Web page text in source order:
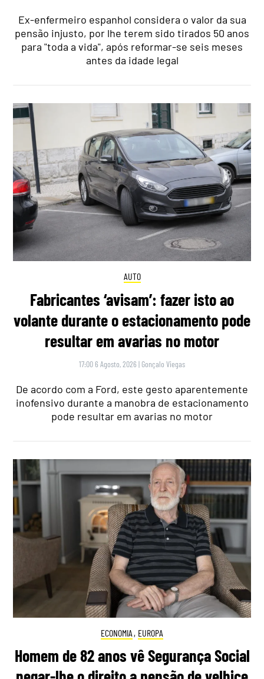
Ex-enfermeiro espanhol considera o valor da sua
pensão injusto, por lhe terem sido tirados 50 anos
para "toda a vida", após reformar-se seis meses
antes da idade legal
AUTO
Fabricantes ‘avisam’: fazer isto ao
volante durante o estacionamento pode
resultar em avarias no motor
17:00 6 Agosto, 2026 | Gonçalo Viegas
De acordo com a Ford, este gesto aparentemente
inofensivo durante a manobra de estacionamento
pode resultar em avarias no motor
ECONOMIA , EUROPA
Homem de 82 anos vê Segurança Social